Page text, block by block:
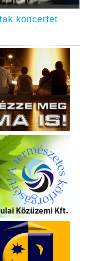
koncertet